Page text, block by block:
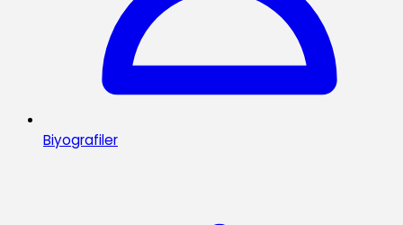
Biyografiler